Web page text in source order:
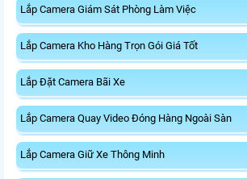
Lắp Camera Giám Sát Phòng Làm Việc
Lắp Camera Kho Hàng Trọn Gói Giá Tốt
Lắp Đặt Camera Bãi Xe
Lắp Camera Quay Video Đóng Hàng Ngoài Sàn
Lắp Camera Giữ Xe Thông Minh